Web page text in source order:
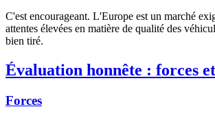
C'est encourageant. L'Europe est un marché
attentes élevées en matière de qualité des
bien tiré.
Évaluation honnête : forces
Forces